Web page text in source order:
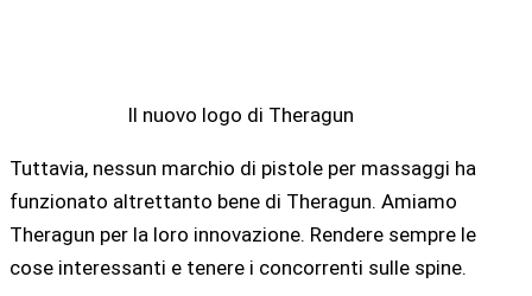
Il nuovo logo di Theragun
Tuttavia, nessun marchio di pistole per massaggi ha
funzionato altrettanto bene di Theragun. Amiamo
Theragun per la loro innovazione. Rendere sempre le
cose interessanti e tenere i concorrenti sulle spine.